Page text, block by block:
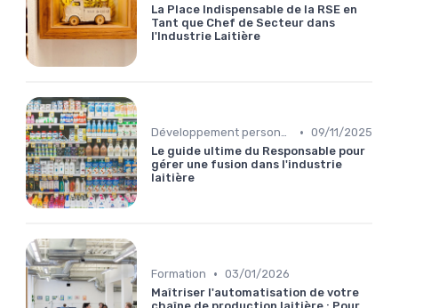
La Place Indispensable de la RSE en
Tant que Chef de Secteur dans
l'Industrie Laitière
Développement personnel • 09/11/2025
Le guide ultime du Responsable pour
gérer une fusion dans l'industrie
laitière
Formation • 03/01/2026
Maîtriser l'automatisation de votre